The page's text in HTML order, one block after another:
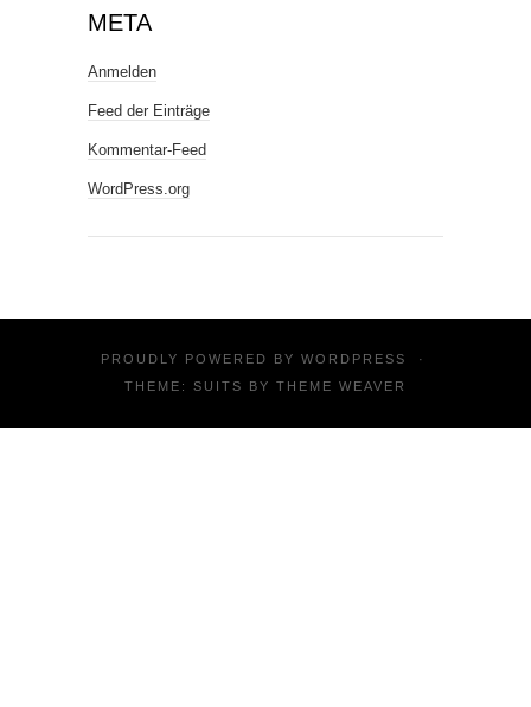
META
Anmelden
Feed der Einträge
Kommentar-Feed
WordPress.org
PROUDLY POWERED BY WORDPRESS
·
THEME: SUITS BY THEME WEAVER